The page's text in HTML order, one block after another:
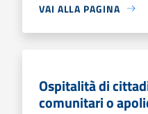
VAI ALLA PAGINA
Ospitalità di
comunitari o